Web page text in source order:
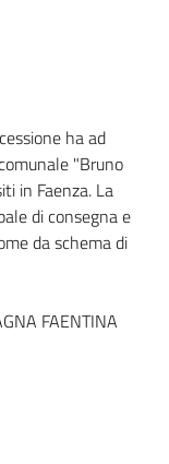
ha ad
"Bruno
in Faenza. La
di consegna e
da schema di
FAENTINA